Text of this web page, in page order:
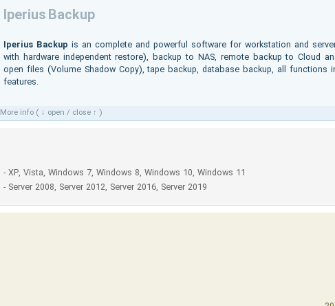
Iperius Backup
Iperius Backup is an complete and powerful software for workstation and
with hardware independent restore), backup to NAS, remote backup to Cloud
open files (Volume Shadow Copy), tape backup, database backup, all functions
features.
More info ( ↓ open / close ↑ )
- XP, Vista, Windows 7, Windows 8, Windows 10, Windows 11
- Server 2008, Server 2012, Server 2016, Server 2019